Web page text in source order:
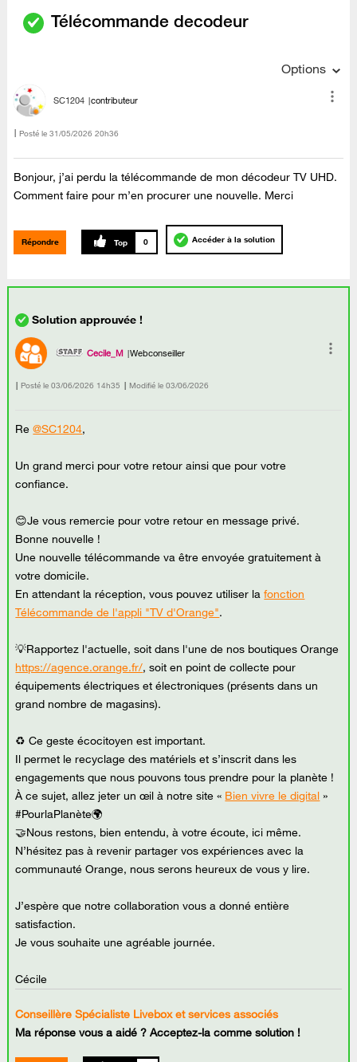
Télécommande decodeur
Options
SC1204 contributeur
Posté le ‎31/05/2026 20h36
Bonjour, j’ai perdu la télécommande de mon décodeur TV UHD.
Comment faire pour m’en procurer une nouvelle. Merci
Répondre 0 Accéder à la solution
Cecile_M Webconseiller
Posté le ‎03/06/2026 14h35 Modifié le 03/06/2026
Re@SC1204,
Un grand merci pour votre retour ainsi que pour votre
confiance.
😊Je vous remercie pour votre retour en message privé.
Bonne nouvelle !
Une nouvelle télécommande va être envoyée gratuitement à
votre domicile.
En attendant la réception, vous pouvez utiliser lafonction
Télécommande de l'appli "TV d'Orange".
💡Rapportez l'actuelle, soit dans l'une de nos boutiques Orange
https://agence.orange.fr/, soit en point de collecte pour
équipements électriques et électroniques (présents dans un
grand nombre de magasins).
♻ Ce geste écocitoyen est important.
Il permet le recyclage des matériels et s’inscrit dans les
engagements que nous pouvons tous prendre pour la planète !
À ce sujet, allez jeter un œil à notre site « Bien vivre le digital »
#PourlaPlanète🌍
🤝Nous restons, bien entendu, à votre écoute, ici même.
N’hésitez pas à revenir partager vos expériences avec la
communauté Orange, nous serons heureux de vous y lire.
J’espère que notre collaboration vous a donné entière
satisfaction.
Je vous souhaite une agréable journée.
Cécile
Conseillère Spécialiste Livebox et services associés
Ma réponse vous a aidé ? Acceptez-la comme solution !